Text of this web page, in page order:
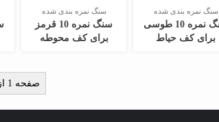
سنگ نمره بندی شده
سنگ نمره 10 طوسی
برای کف حیاط
سنگ نمره بندی شده
سنگ نمره 10 قرمز
برای کف محوطه
صفحه 1 از 2